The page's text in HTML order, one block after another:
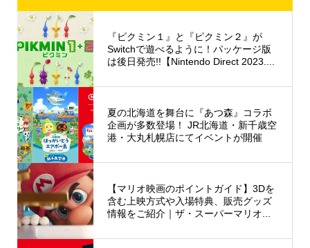
『ピクミン１』と『ピクミン２』が
Switchで遊べるように！パッケージ版
は後日発売!!【Nintendo Direct 2023....
夏の北海道を舞台に『あつ森』コラボ
企画が多数登場！ JR北海道・新千歳空
港・大丸札幌店にてイベントが開催
【マリオ映画のポイントガイド】3Dを
含む上映方式や入場特典、販売グッズ
情報をご紹介｜ザ・スーパーマリオ...